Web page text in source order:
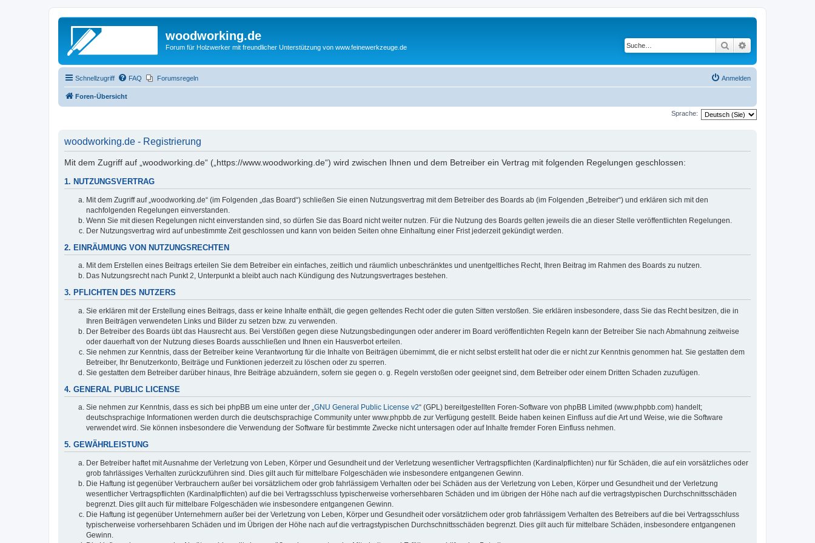
woodworking.de
Forum für Holzwerker mit freundlicher Unterstützung von www.feinewerkzeuge.de Suche
Schnellzugriff FAQ Forumsregeln Anmelden
Foren-Übersicht
Sprache:
woodworking.de - Registrierung
Mit dem Zugriff auf „woodworking.de“ („https://www.woodworking.de“) wird zwischen Ihnen und dem Betreiber ein Vertrag mit folgenden Regelungen geschlossen:
1. NUTZUNGSVERTRAG
Mit dem Zugriff auf „woodworking.de“ (im Folgenden „das Board“) schließen Sie einen Nutzungsvertrag mit dem Betreiber des Boards ab (im Folgenden „Betreiber“) und erklären sich mit den
nachfolgenden Regelungen einverstanden.
Wenn Sie mit diesen Regelungen nicht einverstanden sind, so dürfen Sie das Board nicht weiter nutzen. Für die Nutzung des Boards gelten jeweils die an dieser Stelle veröffentlichten Regelungen.
Der Nutzungsvertrag wird auf unbestimmte Zeit geschlossen und kann von beiden Seiten ohne Einhaltung einer Frist jederzeit gekündigt werden.
2. EINRÄUMUNG VON NUTZUNGSRECHTEN
Mit dem Erstellen eines Beitrags erteilen Sie dem Betreiber ein einfaches, zeitlich und räumlich unbeschränktes und unentgeltliches Recht, Ihren Beitrag im Rahmen des Boards zu nutzen.
Das Nutzungsrecht nach Punkt 2, Unterpunkt a bleibt auch nach Kündigung des Nutzungsvertrages bestehen.
3. PFLICHTEN DES NUTZERS
Sie erklären mit der Erstellung eines Beitrags, dass er keine Inhalte enthält, die gegen geltendes Recht oder die guten Sitten verstoßen. Sie erklären insbesondere, dass Sie das Recht besitzen, die in
Ihren Beiträgen verwendeten Links und Bilder zu setzen bzw. zu verwenden.
Der Betreiber des Boards übt das Hausrecht aus. Bei Verstößen gegen diese Nutzungsbedingungen oder anderer im Board veröffentlichten Regeln kann der Betreiber Sie nach Abmahnung zeitweise
oder dauerhaft von der Nutzung dieses Boards ausschließen und Ihnen ein Hausverbot erteilen.
Sie nehmen zur Kenntnis, dass der Betreiber keine Verantwortung für die Inhalte von Beiträgen übernimmt, die er nicht selbst erstellt hat oder die er nicht zur Kenntnis genommen hat. Sie gestatten dem
Betreiber, Ihr Benutzerkonto, Beiträge und Funktionen jederzeit zu löschen oder zu sperren.
Sie gestatten dem Betreiber darüber hinaus, Ihre Beiträge abzuändern, sofern sie gegen o. g. Regeln verstoßen oder geeignet sind, dem Betreiber oder einem Dritten Schaden zuzufügen.
4. GENERAL PUBLIC LICENSE
Sie nehmen zur Kenntnis, dass es sich bei phpBB um eine unter der „GNU General Public License v2“ (GPL) bereitgestellten Foren-Software von phpBB Limited (www.phpbb.com) handelt;
deutschsprachige Informationen werden durch die deutschsprachige Community unter www.phpbb.de zur Verfügung gestellt. Beide haben keinen Einfluss auf die Art und Weise, wie die Software
verwendet wird. Sie können insbesondere die Verwendung der Software für bestimmte Zwecke nicht untersagen oder auf Inhalte fremder Foren Einfluss nehmen.
5. GEWÄHRLEISTUNG
Der Betreiber haftet mit Ausnahme der Verletzung von Leben, Körper und Gesundheit und der Verletzung wesentlicher Vertragspflichten (Kardinalpflichten) nur für Schäden, die auf ein vorsätzliches oder
grob fahrlässiges Verhalten zurückzuführen sind. Dies gilt auch für mittelbare Folgeschäden wie insbesondere entgangenen Gewinn.
Die Haftung ist gegenüber Verbrauchern außer bei vorsätzlichem oder grob fahrlässigem Verhalten oder bei Schäden aus der Verletzung von Leben, Körper und Gesundheit und der Verletzung
wesentlicher Vertragspflichten (Kardinalpflichten) auf die bei Vertragsschluss typischerweise vorhersehbaren Schäden und im übrigen der Höhe nach auf die vertragstypischen Durchschnittsschäden
begrenzt. Dies gilt auch für mittelbare Folgeschäden wie insbesondere entgangenen Gewinn.
Die Haftung ist gegenüber Unternehmern außer bei der Verletzung von Leben, Körper und Gesundheit oder vorsätzlichem oder grob fahrlässigem Verhalten des Betreibers auf die bei Vertragsschluss
typischerweise vorhersehbaren Schäden und im Übrigen der Höhe nach auf die vertragstypischen Durchschnittsschäden begrenzt. Dies gilt auch für mittelbare Schäden, insbesondere entgangenen
Gewinn.